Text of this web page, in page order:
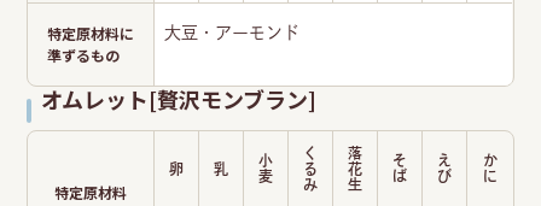
特定原材料に
準ずるもの
大豆・アーモンド
オムレット[贅沢モンブラン]
特定原材料
卵 乳
小
麦
く
る
み
落
花
生
そ
ば
え
び
か
に